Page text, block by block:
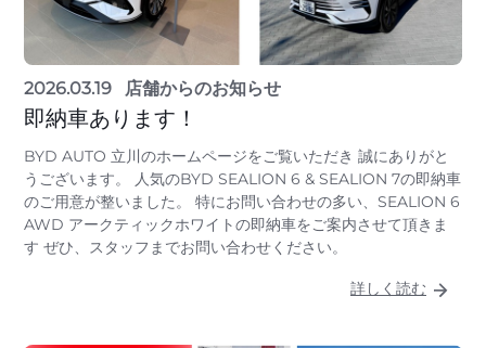
2026.03.19 店舗からのお知らせ
即納車あります！
BYD AUTO 立川のホームページをご覧いただき 誠にありがと
うございます。 人気のBYD SEALION 6 & SEALION 7の即納車
のご用意が整いました。 特にお問い合わせの多い、SEALION 6
AWD アークティックホワイトの即納車をご案内させて頂きま
す ぜひ、スタッフまでお問い合わせください。
詳しく読む